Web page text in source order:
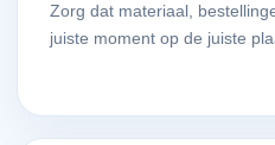
Zorg dat materiaal,
juiste moment op de juiste